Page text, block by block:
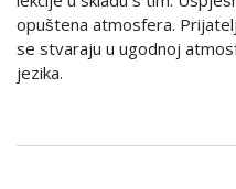
opuštena atmosfera.
se stvaraju u ugodnoj
jezika.